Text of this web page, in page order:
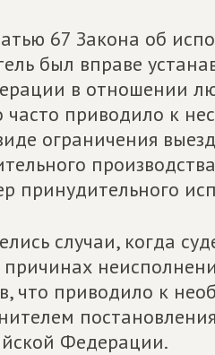
67 Закона об
был вправе
в отношении
часто приводило к
ограничения
принудительного
случаи, когда
что приводило к
Федерации.